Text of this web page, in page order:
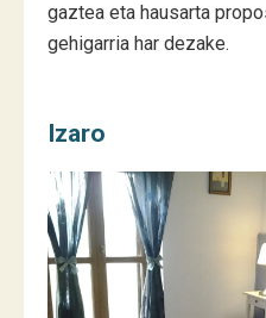
gaztea eta hausarta
gehigarria har dezake.
Izaro